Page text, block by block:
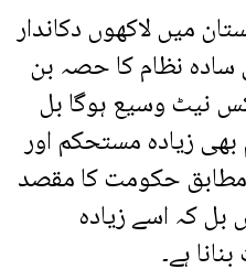
میں لاکھوں دکاندار
سادہ نظام کا حصہ بن
نیٹ وسیع ہوگا بل
زیادہ مستحکم اور
حکومت کا مقصد
بل کہ اسے زیادہ
ہے۔